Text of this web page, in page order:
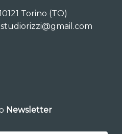
Torino (TO)
Newsletter